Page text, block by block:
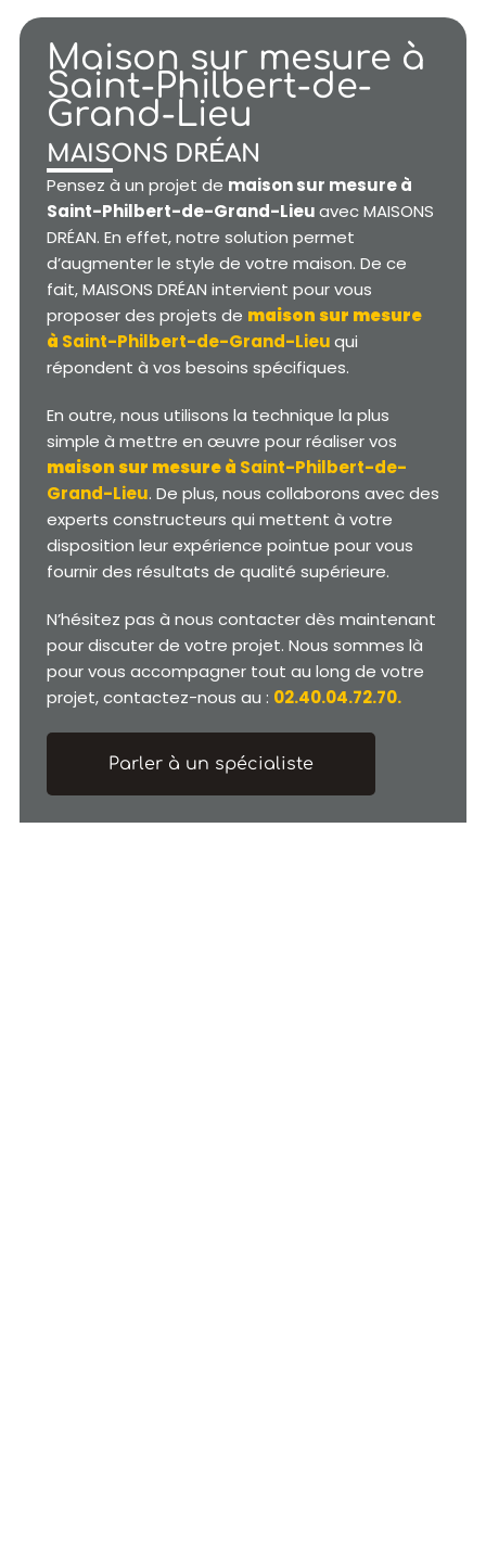
Maison sur mesure à
Saint-Philbert-de-
Grand-Lieu
MAISONS DRÉAN
Pensez à un projet de maison sur mesure à
Saint-Philbert-de-Grand-Lieuavec MAISONS
DRÉAN. En effet, notre solution permet
d’augmenter le style de votre maison. De ce
fait, MAISONS DRÉAN intervient pour vous
proposer des projets de maison sur mesure
à Saint-Philbert-de-Grand-Lieuqui
répondent à vos besoins spécifiques.
En outre, nous utilisons la technique la plus
simple à mettre en œuvre pour réaliser vos
maison sur mesure à Saint-Philbert-de-
Grand-Lieu. De plus, nous collaborons avec des
experts constructeurs qui mettent à votre
disposition leur expérience pointue pour vous
fournir des résultats de qualité supérieure.
N’hésitez pas à nous contacter dès maintenant
pour discuter de votre projet. Nous sommes là
pour vous accompagner tout au long de votre
projet, contactez-nous au : 02.40.04.72.70.
Parler à un spécialiste